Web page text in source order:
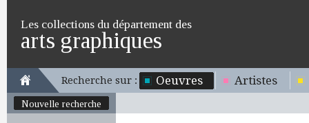
Les collections du département des
arts graphiques
Recherche sur : Oeuvres Artistes
Nouvelle recherche